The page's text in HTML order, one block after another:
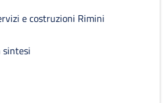
e costruzioni Rimini
sintesi